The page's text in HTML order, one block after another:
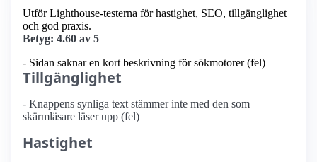
Utför Lighthouse-testerna för hastighet, SEO, tillgänglighet
och god praxis.
Betyg: 4.60 av 5
- Sidan saknar en kort beskrivning för sökmotorer (fel)
Tillgänglighet
- Knappens synliga text stämmer inte med den som
skärmläsare läser upp (fel)
Hastighet